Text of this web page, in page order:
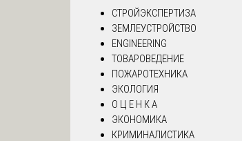
СТРОЙЭКСПЕРТИЗА
ЗЕМЛЕУСТРОЙСТВО
ENGINEERING
ТОВАРОВЕДЕНИЕ
ПОЖАРОТЕХНИКА
ЭКОЛОГИЯ
О Ц Е Н К А
ЭКОНОМИКА
КРИМИНАЛИСТИКА